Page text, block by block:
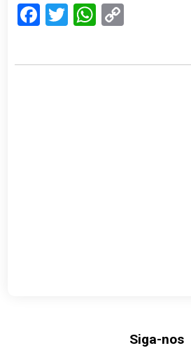
Facebook
TwitterWhatsApp
Siga-nos